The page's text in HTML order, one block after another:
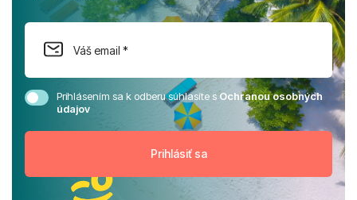
Prihlásením sa k odberu súhlasíte sOchranou osobných
údajov